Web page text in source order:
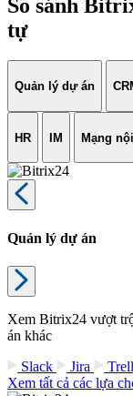
So sánh
tự
Quản lý dự án
HR IM Mạng
Quản lý dự án
Xem Bitrix24 vượt
án khác
Slack
Jira
Xem tất cả các lựa